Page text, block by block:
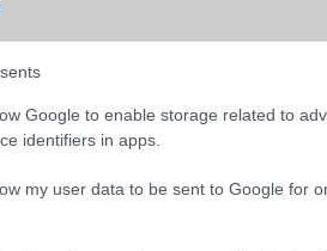
Google to enable storage related to
identifiers in apps.
my user data to be sent to Google for